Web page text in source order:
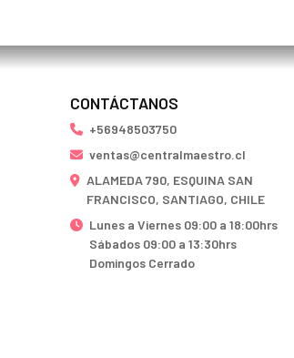
CONTÁCTANOS
+56948503750
ventas@centralmaestro.cl
ALAMEDA 790, ESQUINA SAN
FRANCISCO, SANTIAGO, CHILE
Lunes a Viernes 09:00 a 18:00hrs
Sábados 09:00 a 13:30hrs
Domingos Cerrado